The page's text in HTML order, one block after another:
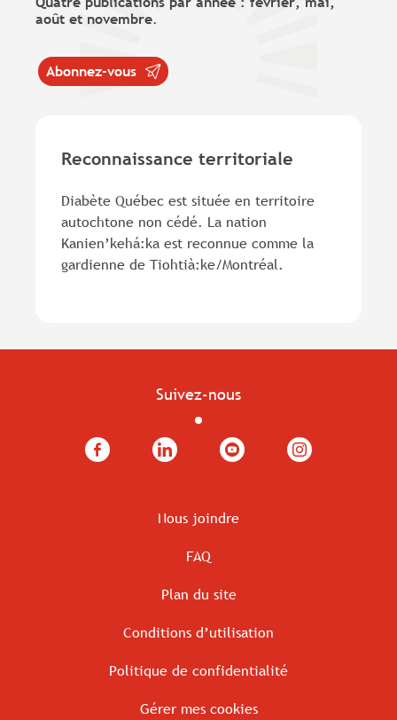
août et novembre.
Abonnez-vous
Reconnaissance territoriale
Diabète Québec est située en territoire
autochtone non cédé. La nation
Kanien’kehá:ka est reconnue comme la
gardienne de Tiohtià:ke/Montréal.
Suivez-nous
Facebook LinkedIn YouTube Instagram
Nous joindre
FAQ
Plan du site
Conditions d’utilisation
Politique de confidentialité
Gérer mes cookies